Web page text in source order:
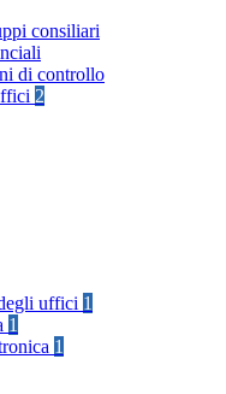
consiliari
di controllo
2
uffici 1
1
1